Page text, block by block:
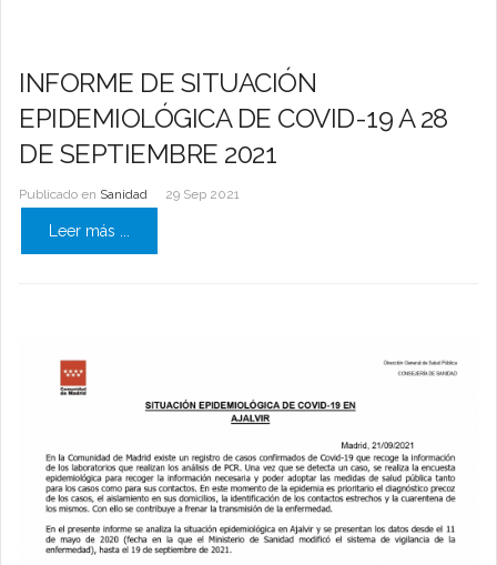
INFORME DE SITUACIÓN
EPIDEMIOLÓGICA DE COVID-19 A 28
DE SEPTIEMBRE 2021
Publicado en Sanidad 29 Sep 2021
Leer más ...